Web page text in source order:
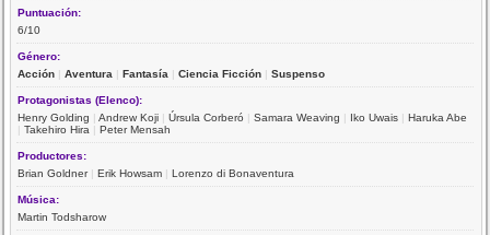
Puntuación:
6/10
Género:
Acción |Aventura |Fantasía |Ciencia Ficción |Suspenso
Protagonistas (Elenco):
Henry Golding |Andrew Koji |Úrsula Corberó |Samara Weaving | Iko Uwais |Haruka Abe
|Takehiro Hira |Peter Mensah
Productores:
Brian Goldner|Erik Howsam |Lorenzo di Bonaventura
Música:
Martin Todsharow